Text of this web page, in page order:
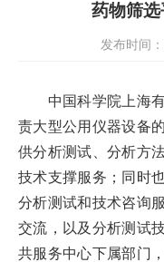
药物筛
发布时间
中国科学院上海
责大型公用仪器设备
供分析测试、分析方
技术支撑服务；同时
分析测试和技术咨询
交流，以及分析测试
共服务中心下属部门